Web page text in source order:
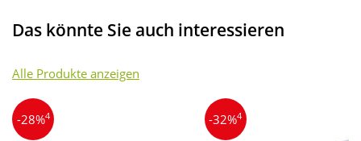
Das könnte Sie auch interessieren
Alle Produkte anzeigen
-28%4 -32%4